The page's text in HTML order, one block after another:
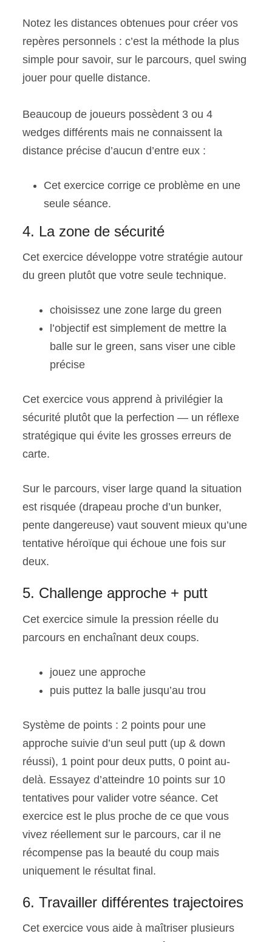
Notez les distances obtenues pour créer vos
repères personnels : c’est la méthode la plus
simple pour savoir, sur le parcours, quel swing
jouer pour quelle distance.
Beaucoup de joueurs possèdent 3 ou 4
wedges différents mais ne connaissent la
distance précise d’aucun d’entre eux :
Cet exercice corrige ce problème en une
seule séance.
4. La zone de sécurité
Cet exercice développe votre stratégie autour
du green plutôt que votre seule technique.
choisissez une zone large du green
l’objectif est simplement de mettre la
balle sur le green, sans viser une cible
précise
Cet exercice vous apprend à privilégier la
sécurité plutôt que la perfection — un réflexe
stratégique qui évite les grosses erreurs de
carte.
Sur le parcours, viser large quand la situation
est risquée (drapeau proche d’un bunker,
pente dangereuse) vaut souvent mieux qu’une
tentative héroïque qui échoue une fois sur
deux.
5. Challenge approche + putt
Cet exercice simule la pression réelle du
parcours en enchaînant deux coups.
jouez une approche
puis puttez la balle jusqu’au trou
Système de points : 2 points pour une
approche suivie d’un seul putt (up & down
réussi), 1 point pour deux putts, 0 point au-
delà. Essayez d’atteindre 10 points sur 10
tentatives pour valider votre séance. Cet
exercice est le plus proche de ce que vous
vivez réellement sur le parcours, car il ne
récompense pas la beauté du coup mais
uniquement le résultat final.
6. Travailler différentes trajectoires
Cet exercice vous aide à maîtriser plusieurs